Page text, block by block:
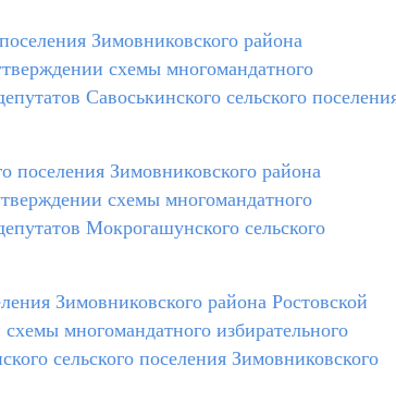
Зимовниковского района
схемы многомандатного
Савоськинского сельского
поселения Зимовниковского района
схемы многомандатного
Мокрогашунского сельского
Зимовниковского района Ростовской
многомандатного избирательного
сельского поселения Зимовниковского